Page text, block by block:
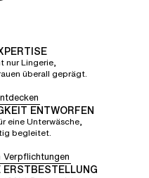
nur Lingerie,
überall geprägt.
ENTWORFEN
eine Unterwäsche,
begleitet.